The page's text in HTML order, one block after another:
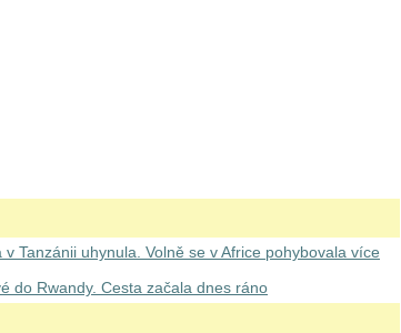
Tanzánii uhynula. Volně se v Africe pohybovala více
do Rwandy. Cesta začala dnes ráno